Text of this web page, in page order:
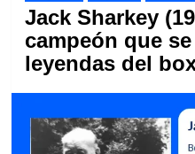
Jack Sharkey
campeón que
leyendas del